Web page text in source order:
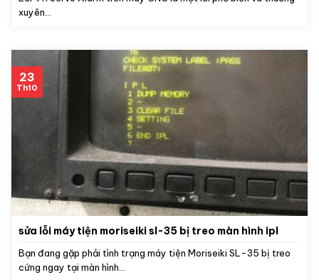
xuyên...
sửa lỗi máy tiện moriseiki sl-35 bị treo màn hình ipl
Bạn đang gặp phải tình trạng máy tiện Moriseiki SL-35 bị treo
cứng ngay tại màn hình...
23
Th10